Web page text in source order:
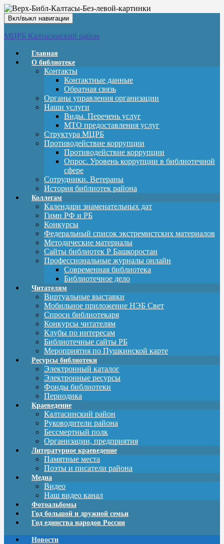
Вкл/выкл навигации
МЦРБ Калтасинский район
Главная
О библиотеке
Контакты
Контактные данные
Обратная связь
Органы управления организации
Наши услуги
Виды. Перечень услуг
МТО предоставления услуг
Структура МЦРБ
Противодействие коррупции
Противодействие коррупции
Опрос. Уровень коррупции в библиотечной
сфере
Сотрудники. Ветераны
История библиотек района
Коллегам
Календари знаменательных дат
Гимн РФ и РБ
Конкурсы
Федеральный список экстремистских материалов
Методические материалы
Сайты библиотек Р Башкоростан
Профессиональные журналы онлайн
Современная библиотека
Библиотечное дело
Читателям
Виртуальные выставки
Мобильное приложение НЭБ Свет
Спроси библиотекаря
Конкурсы читателям
Клубы по интересам
Библиотечные сайты РБ
Мероприятия по Пушкинской карте
Ресурсы библиотеки
Электронный каталог
Электронные ресурсы
Фонды библиотеки
Периодика
Краеведение
Калтасинский район
Руководители района
Бессмертный полк
Организации, предприятия
Литературное краеведение
Памятные места
Поэты и писатели района
Медиа
Видео
Наш видео канал
Фотоальбомы
Год большой и дружной семьи
Год единства народов России
Новости